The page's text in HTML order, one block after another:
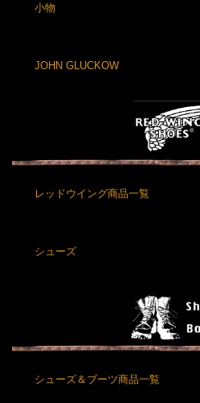
小物
JOHN GLUCKOW
レッドウイング商品一覧
シューズ
シューズ＆ブーツ商品一覧